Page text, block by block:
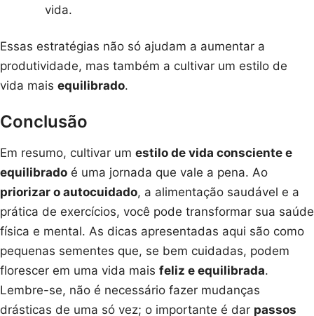
vida.
Essas estratégias não só ajudam a aumentar a
produtividade, mas também a cultivar um estilo de
vida mais equilibrado.
Conclusão
Em resumo, cultivar um estilo de vida consciente e
equilibrado é uma jornada que vale a pena. Ao
priorizar o autocuidado, a alimentação saudável e a
prática de exercícios, você pode transformar sua saúde
física e mental. As dicas apresentadas aqui são como
pequenas sementes que, se bem cuidadas, podem
florescer em uma vida mais feliz e equilibrada.
Lembre-se, não é necessário fazer mudanças
drásticas de uma só vez; o importante é dar passos